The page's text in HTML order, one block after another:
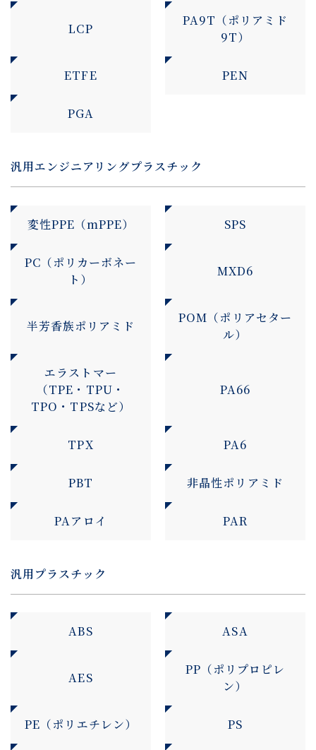
LCP
PA9T（ポリアミド
9T）
ETFE PEN
PGA
汎用エンジニアリングプラスチック
変性PPE（mPPE） SPS
PC（ポリカーボネー
ト）
MXD6
半芳香族ポリアミド
POM（ポリアセター
ル）
エラストマー
（TPE・TPU・
TPO・TPSなど）
PA66
TPX PA6
PBT 非晶性ポリアミド
PAアロイ PAR
汎用プラスチック
ABS ASA
AES
PP（ポリプロピレ
ン）
PE（ポリエチレン） PS